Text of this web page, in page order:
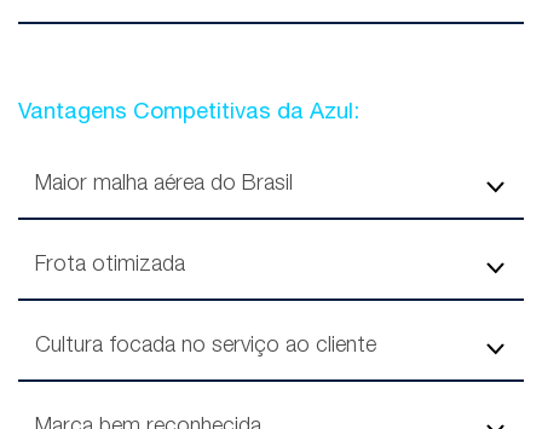
Vantagens Competitivas da Azul:
Maior malha aérea do Brasil
Frota otimizada
Cultura focada no serviço ao cliente